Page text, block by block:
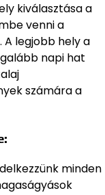
kiválasztása a
venni a
legjobb hely a
napi hat
számára a
minden